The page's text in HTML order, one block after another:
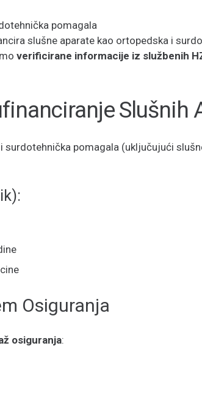
pomagala
slušne aparate kao ortopedska i
verificirane informacije iz službenih
Slušnih
surdotehnička pomagala (uključujući
Osiguranja
osiguranja: